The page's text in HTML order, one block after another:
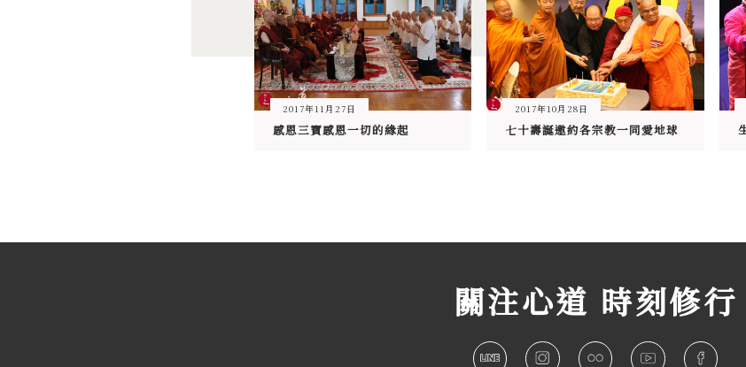
2017年11月27日
感恩三寶感恩一切的緣起
2017年10月28日
七十壽誕邀約各宗教一同愛地球
關注心道 時刻修行